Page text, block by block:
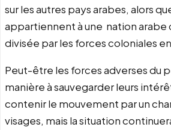
sur les autres pays arabes, alors
appartiennent à une nation
divisée par les forces coloniales
Peut-être les forces adverses du
manière à sauvegarder leurs
contenir le mouvement par un
visages, mais la situation